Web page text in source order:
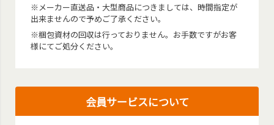
※メーカー直送品・大型商品につきましては、時間指定が
出来ませんので予めご了承ください。
※梱包資材の回収は行っておりません。お手数ですがお客
様にてご処分ください。
会員サービスについて